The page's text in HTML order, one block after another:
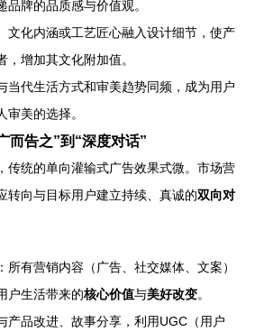
牌的品质感与价值观。
文化内涵或工艺匠心融入设计细节，使产
增加其文化附加值。
当代生活方式和审美趋势同频，成为用户
美的选择。
而告之”到“深度对话”
传统的单向灌输式广告效果式微。市场营
转向与目标用户建立持续、真诚的双向对
：所有营销内容（广告、社交媒体、文案）
户生活带来的核心价值与美好改变。
产品改进、故事分享，利用UGC（用户